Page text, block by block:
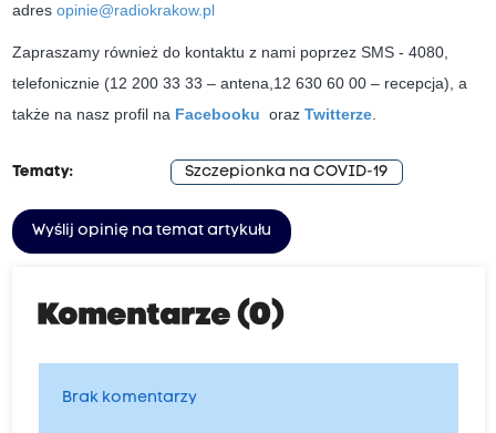
adres opinie@radiokrakow.pl
Zapraszamy również do kontaktu z nami poprzez SMS - 4080,
telefonicznie (12 200 33 33 – antena,12 630 60 00 – recepcja), a
także na nasz profil na Facebooku oraz Twitterze.
Tematy: Szczepionka na COVID-19
Wyślij opinię na temat artykułu
Komentarze (0)
Brak komentarzy